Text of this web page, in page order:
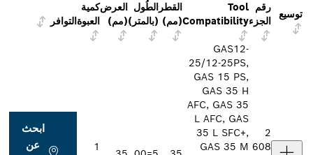
توسيع
رقم
الجزء
Tool
Compatibility
القطر
(مم)
الطُول
(بالمتر)
العرض
(مم)
كمية
العبوةالتوافر
2
608
GAS12-
25/12-25PS,
GAS 15 PS,
GAS 35 H
AFC, GAS 35
L AFC, GAS
35 L SFC+,
GAS 35 M
1
ابحث
عن